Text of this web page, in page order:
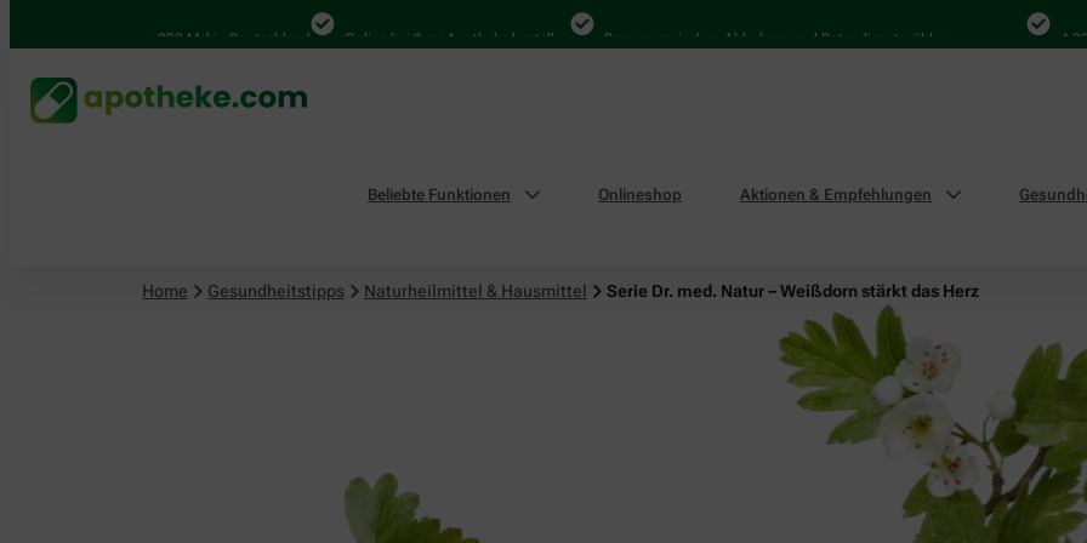
4.000 Mal in Deutschland Online bei Ihrer Apotheke bestellen Bequem zwischen Abholung und Botendienst wählen 4.000
Beliebte Funktionen Onlineshop Aktionen & Empfehlungen
Home Gesundheitstipps Naturheilmittel & Hausmittel Serie Dr. med. Natur – Weißdorn stärkt das Herz
Naturheilmittel & Hausmittel